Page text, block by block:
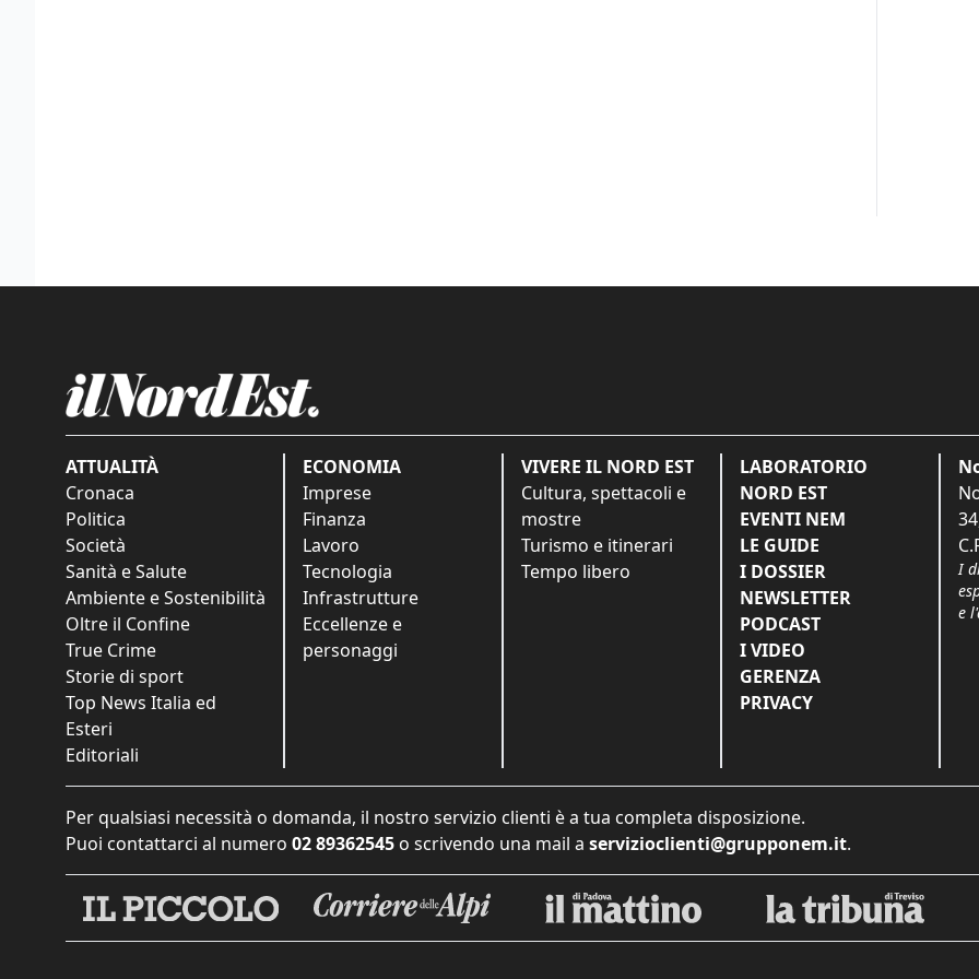
ATTUALITÀ
Cronaca
Politica
Società
Sanità e Salute
Ambiente e Sostenibilità
Oltre il Confine
True Crime
Storie di sport
Top News Italia ed
Esteri
Editoriali
ECONOMIA
Imprese
Finanza
Lavoro
Tecnologia
Infrastrutture
Eccellenze e
personaggi
VIVERE IL NORD EST
Cultura, spettacoli e
mostre
Turismo e itinerari
Tempo libero
LABORATORIO
NORD EST
EVENTI NEM
LE GUIDE
I DOSSIER
NEWSLETTER
PODCAST
I VIDEO
GERENZA
PRIVACY
I
e
Per qualsiasi necessità o domanda, il nostro servizio clienti è a tua completa disposizione.
Puoi contattarci al numero 02 89362545 o scrivendo una mail a servizioclienti@grupponem.it.